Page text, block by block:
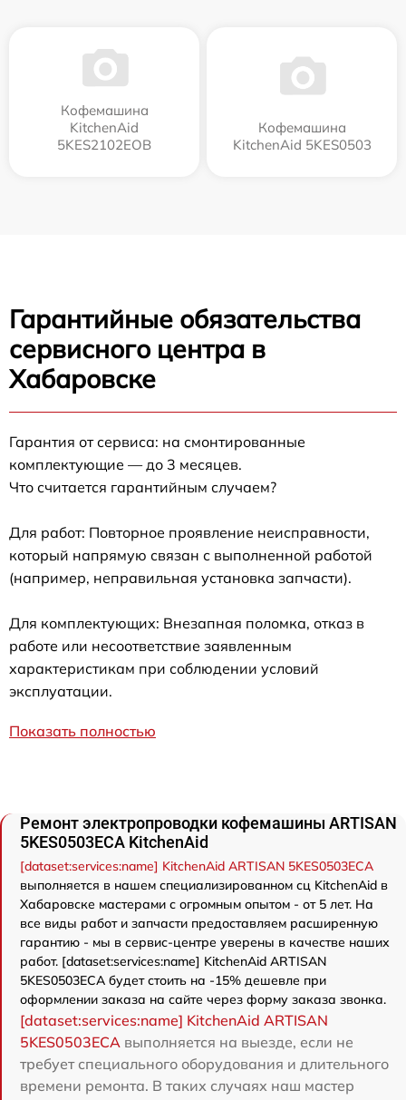
Кофемашина
KitchenAid
5KES2102EOB
Кофемашина
KitchenAid 5KES0503
Гарантийные обязательства
сервисного центра в
Хабаровске
Гарантия от сервиса: на смонтированные
комплектующие — до 3 месяцев.
Что считается гарантийным случаем?
Для работ: Повторное проявление неисправности,
который напрямую связан с выполненной работой
(например, неправильная установка запчасти).
Для комплектующих: Внезапная поломка, отказ в
работе или несоответствие заявленным
характеристикам при соблюдении условий
эксплуатации.
Показать полностью
Ремонт электропроводки кофемашины ARTISAN
5KES0503ECA KitchenAid
[dataset:services:name] KitchenAid ARTISAN 5KES0503ECA
выполняется в нашем специализированном сц KitchenAid в
Хабаровске мастерами с огромным опытом - от 5 лет. На
все виды работ и запчасти предоставляем расширенную
гарантию - мы в сервис-центре уверены в качестве наших
работ. [dataset:services:name] KitchenAid ARTISAN
5KES0503ECA будет стоить на -15% дешевле при
оформлении заказа на сайте через форму заказа звонка.
[dataset:services:name] KitchenAid ARTISAN
5KES0503ECA выполняется на выезде, если не
требует специального оборудования и длительного
времени ремонта. В таких случаях наш мастер